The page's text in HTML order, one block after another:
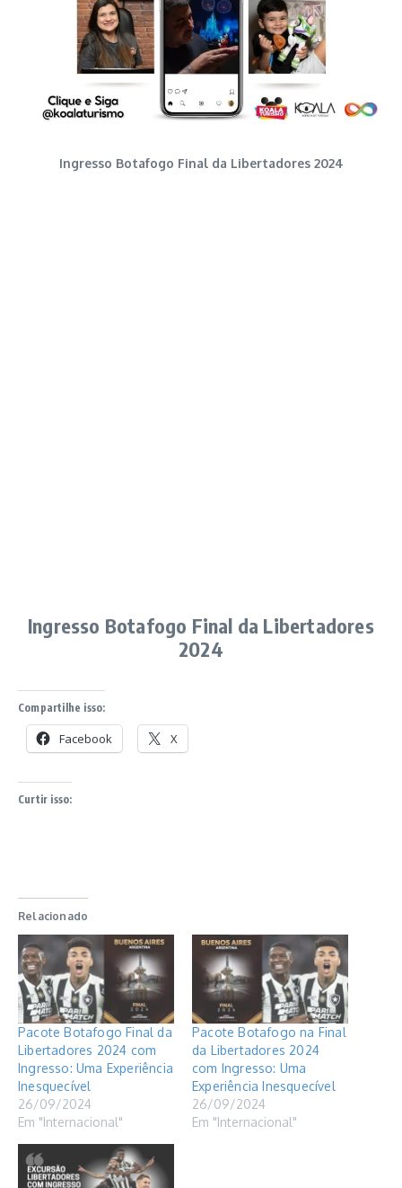
Ingresso Botafogo Final da Libertadores 2024
Ingresso Botafogo Final da Libertadores
2024
Compartilhe isso:
Facebook X
Curtir isso:
Relacionado
Pacote Botafogo Final da
Libertadores 2024 com
Ingresso: Uma Experiência
Inesquecível
26/09/2024
Em "Internacional"
Pacote Botafogo na Final
da Libertadores 2024
com Ingresso: Uma
Experiência Inesquecível
26/09/2024
Em "Internacional"